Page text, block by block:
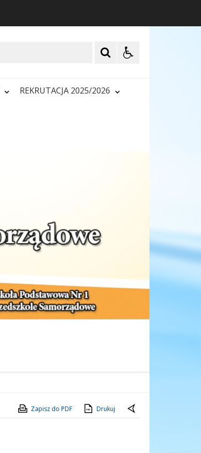
REKRUTACJA 2025/2026
Zapisz do PDF Drukuj